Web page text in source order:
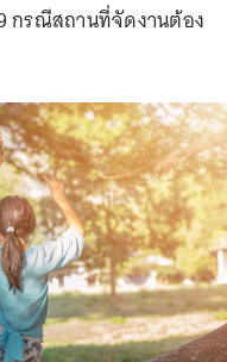
กรณีสถานที่จัดงานต้อง